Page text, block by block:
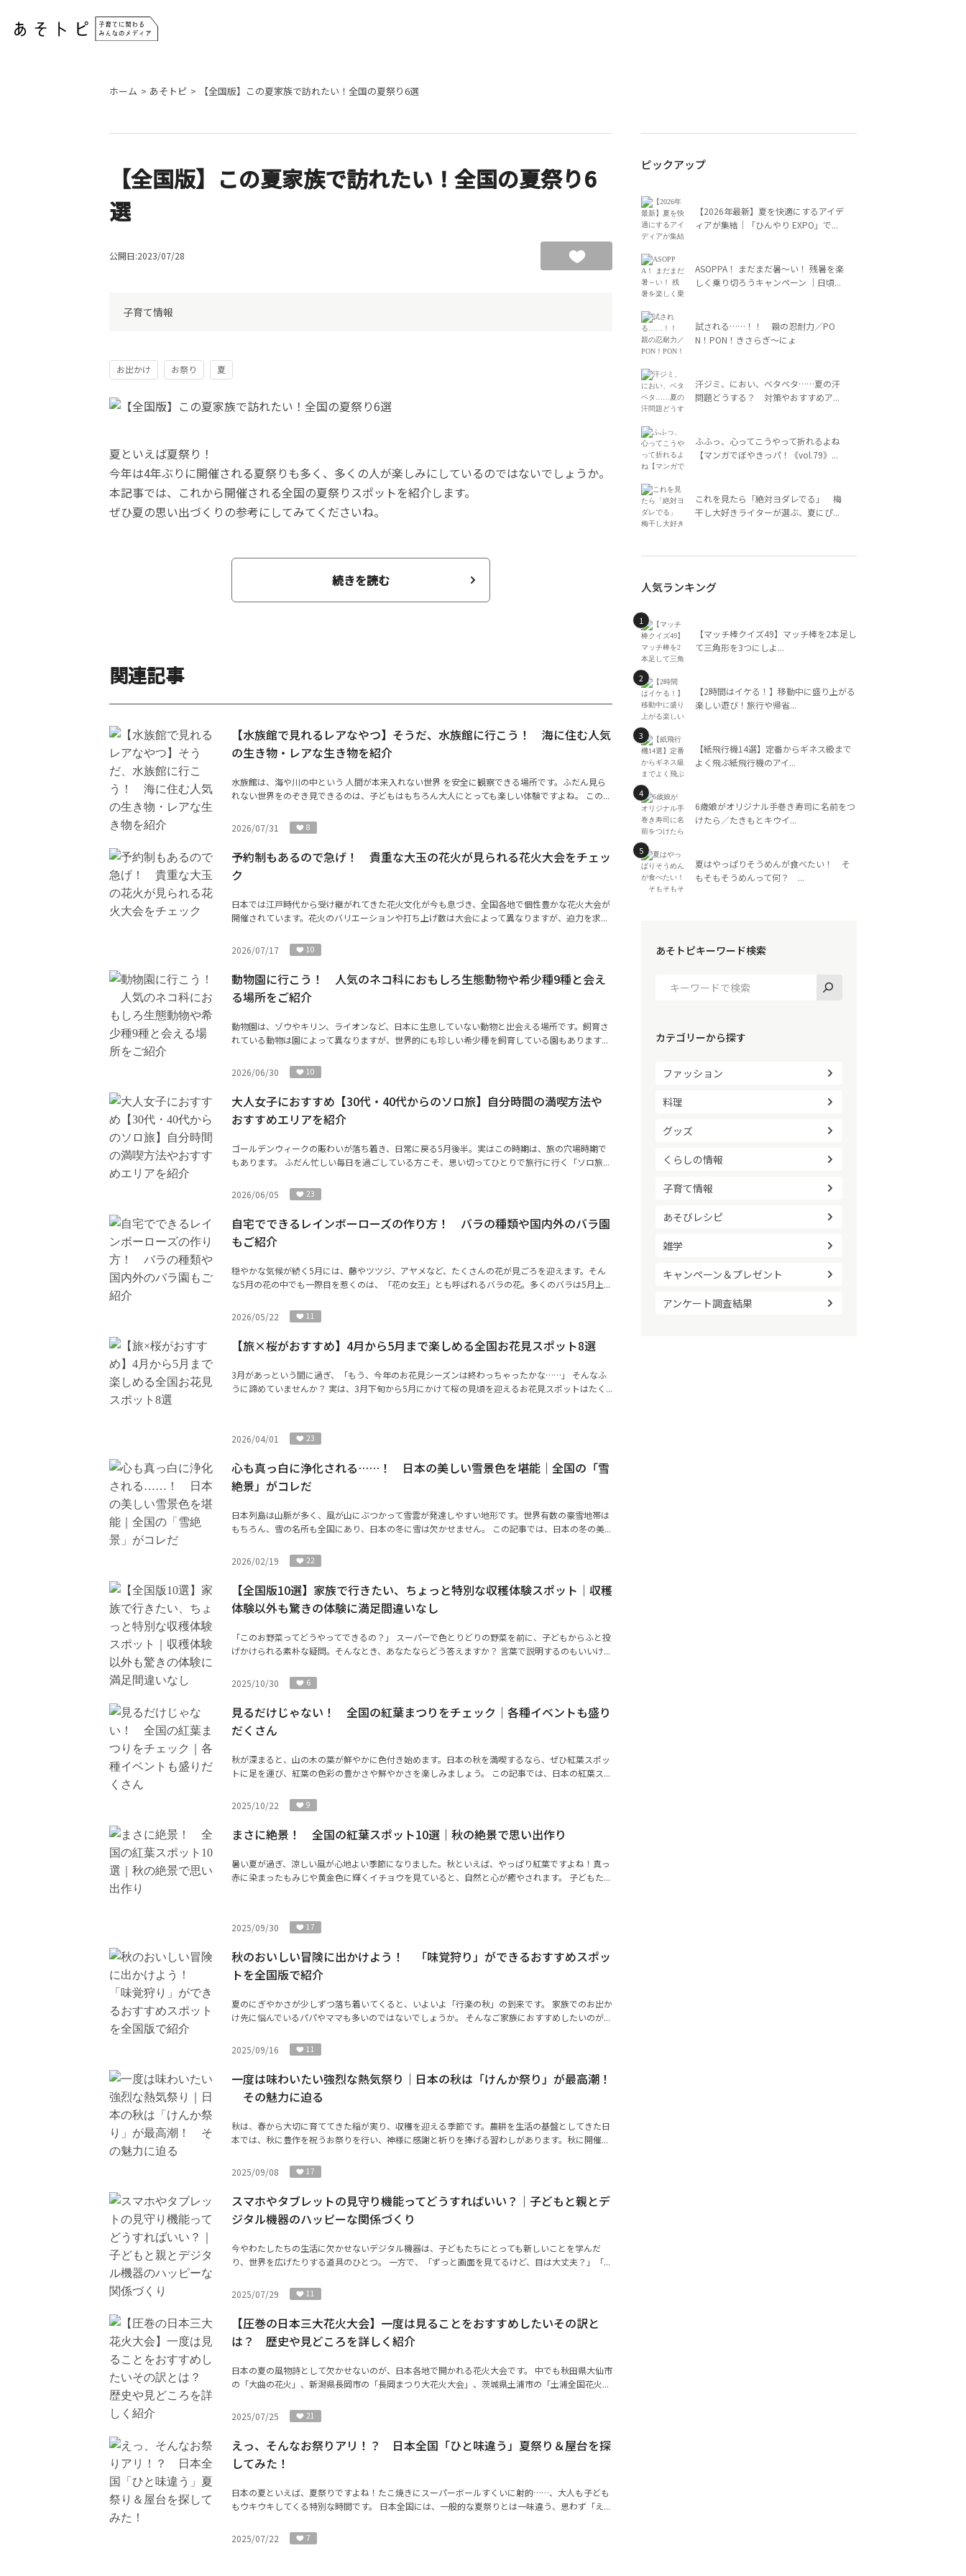
ホーム あそトピ 【全国版】この夏家族で訪れたい！全国の夏祭り6選
【全国版】この夏家族で訪れたい！全国の夏祭り6
選
公開日:2023/07/28
子育て情報
お出かけ お祭り 夏
夏といえば夏祭り！
今年は4年ぶりに開催される夏祭りも多く、多くの人が楽しみにしているのではないでしょうか。
本記事では、これから開催される全国の夏祭りスポットを紹介します。
ぜひ夏の思い出づくりの参考にしてみてくださいね。
続きを読む
関連記事
【水族館で見れるレアなやつ】そうだ、水族館に行こう！ 海に住む人気
の生き物・レアな生き物を紹介
水族館は、海や川の中という 人間が本来入れない世界 を安全に観察できる場所です。ふだん見ら
れない世界をのぞき見できるのは、子どもはもちろん大人にとっても楽しい体験ですよね。 この...
2026/07/31 8
予約制もあるので急げ！ 貴重な大玉の花火が見られる花火大会をチェッ
ク
日本では江戸時代から受け継がれてきた花火文化が今も息づき、全国各地で個性豊かな花火大会が
開催されています。花火のバリエーションや打ち上げ数は大会によって異なりますが、迫力を求...
2026/07/17 10
動物園に行こう！ 人気のネコ科におもしろ生態動物や希少種9種と会え
る場所をご紹介
動物園は、ゾウやキリン、ライオンなど、日本に生息していない動物と出会える場所です。飼育さ
れている動物は園によって異なりますが、世界的にも珍しい希少種を飼育している園もあります...
2026/06/30 10
大人女子におすすめ【30代・40代からのソロ旅】自分時間の満喫方法や
おすすめエリアを紹介
ゴールデンウィークの賑わいが落ち着き、日常に戻る5月後半。実はこの時期は、旅の穴場時期で
もあります。 ふだん忙しい毎日を過ごしている方こそ、思い切ってひとりで旅行に行く「ソロ旅...
2026/06/05 23
自宅でできるレインボーローズの作り方！ バラの種類や国内外のバラ園
もご紹介
穏やかな気候が続く5月には、藤やツツジ、アヤメなど、たくさんの花が見ごろを迎えます。そん
な5月の花の中でも一際目を惹くのは、「花の女王」とも呼ばれるバラの花。多くのバラは5月上...
2026/05/22 11
【旅×桜がおすすめ】4月から5月まで楽しめる全国お花見スポット8選
3月があっという間に過ぎ、「もう、今年のお花見シーズンは終わっちゃったかな……」 そんなふ
うに諦めていませんか？ 実は、3月下旬から5月にかけて桜の見頃を迎えるお花見スポットはたく...
2026/04/01 23
心も真っ白に浄化される……！ 日本の美しい雪景色を堪能｜全国の「雪
絶景」がコレだ
日本列島は山脈が多く、風が山にぶつかって雪雲が発達しやすい地形です。世界有数の豪雪地帯は
もちろん、雪の名所も全国にあり、日本の冬に雪は欠かせません。 この記事では、日本の冬の美...
2026/02/19 22
【全国版10選】家族で行きたい、ちょっと特別な収穫体験スポット｜収穫
体験以外も驚きの体験に満足間違いなし
「このお野菜ってどうやってできるの？」 スーパーで色とりどりの野菜を前に、子どもからふと投
げかけられる素朴な疑問。そんなとき、あなたならどう答えますか？ 言葉で説明するのもいいけ...
2025/10/30 6
見るだけじゃない！ 全国の紅葉まつりをチェック｜各種イベントも盛り
だくさん
秋が深まると、山の木の葉が鮮やかに色付き始めます。日本の秋を満喫するなら、ぜひ紅葉スポッ
トに足を運び、紅葉の色彩の豊かさや鮮やかさを楽しみましょう。 この記事では、日本の紅葉ス...
2025/10/22 9
まさに絶景！ 全国の紅葉スポット10選｜秋の絶景で思い出作り
暑い夏が過ぎ、涼しい風が心地よい季節になりました。秋といえば、やっぱり紅葉ですよね！真っ
赤に染まったもみじや黄金色に輝くイチョウを見ていると、自然と心が癒やされます。 子どもた...
2025/09/30 17
秋のおいしい冒険に出かけよう！ 「味覚狩り」ができるおすすめスポッ
トを全国版で紹介
夏のにぎやかさが少しずつ落ち着いてくると、いよいよ「行楽の秋」の到来です。 家族でのお出か
け先に悩んでいるパパやママも多いのではないでしょうか。 そんなご家族におすすめしたいのが...
2025/09/16 11
一度は味わいたい強烈な熱気祭り｜日本の秋は「けんか祭り」が最高潮！
その魅力に迫る
秋は、春から大切に育ててきた稲が実り、収穫を迎える季節です。農耕を生活の基盤としてきた日
本では、秋に豊作を祝うお祭りを行い、神様に感謝と祈りを捧げる習わしがあります。秋に開催...
2025/09/08 17
スマホやタブレットの見守り機能ってどうすればいい？｜子どもと親とデ
ジタル機器のハッピーな関係づくり
今やわたしたちの生活に欠かせないデジタル機器は、子どもたちにとっても新しいことを学んだ
り、世界を広げたりする道具のひとつ。 一方で、「ずっと画面を見てるけど、目は大丈夫？」「...
2025/07/29 11
【圧巻の日本三大花火大会】一度は見ることをおすすめしたいその訳と
は？ 歴史や見どころを詳しく紹介
日本の夏の風物詩として欠かせないのが、日本各地で開かれる花火大会です。 中でも秋田県大仙市
の「大曲の花火」、新潟県長岡市の「長岡まつり大花火大会」、茨城県土浦市の「土浦全国花火...
2025/07/25 21
えっ、そんなお祭りアリ！？ 日本全国「ひと味違う」夏祭り＆屋台を探
してみた！
日本の夏といえば、夏祭りですよね！たこ焼きにスーパーボールすくいに射的……、大人も子ども
もウキウキしてくる特別な時間です。 日本全国には、一般的な夏祭りとは一味違う、思わず「え...
2025/07/22 7
ピックアップ
【2026年最新】夏を快適にするアイデ
ィアが集結｜「ひんやり EXPO」で...
ASOPPA！ まだまだ暑～い！ 残暑を楽
しく乗り切ろうキャンペーン ｜日頃...
試される……！！ 親の忍耐力／PO
N！PON！きさらぎ～にょ
汗ジミ、におい、ベタベタ……夏の汗
問題どうする？ 対策やおすすめア...
ふふっ、心ってこうやって折れるよね
【マンガでぼやきっパ！《vol.79》...
これを見たら「絶対ヨダレでる」 梅
干し大好きライターが選ぶ、夏にぴ...
人気ランキング
【マッチ棒クイズ49】マッチ棒を2本足し
て三角形を3つにしよ...
【2時間はイケる！】移動中に盛り上がる
楽しい遊び！旅行や帰省...
【紙飛行機14選】定番からギネス級まで
よく飛ぶ紙飛行機のアイ...
6歳娘がオリジナル手巻き寿司に名前をつ
けたら／たきもとキウイ...
夏はやっぱりそうめんが食べたい！ そ
もそもそうめんって何？ ...
あそトピキーワード検索
カテゴリーから探す
ファッション
料理
グッズ
くらしの情報
子育て情報
あそびレシピ
雑学
キャンペーン＆プレゼント
アンケート調査結果